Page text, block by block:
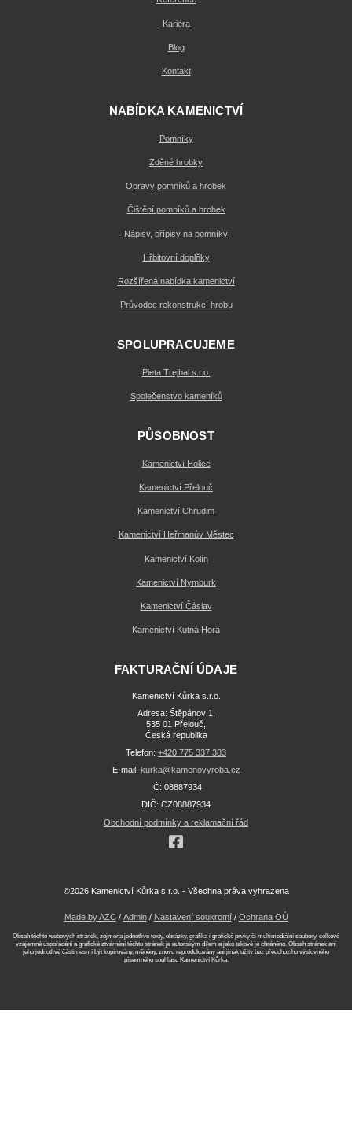
Kariéra
Blog
Kontakt
NABÍDKA KAMENICTVÍ
Pomníky
Zděné hrobky
Opravy pomníků a hrobek
Čištění pomníků a hrobek
Nápisy, přípisy na pomníky
Hřbitovní doplňky
Rozšířená nabídka kamenictví
Průvodce rekonstrukcí hrobu
SPOLUPRACUJEME
Pieta Trejbal s.r.o.
Společenstvo kameníků
PŮSOBNOST
Kamenictví Holice
Kamenictví Přelouč
Kamenictví Chrudim
Kamenictví Heřmanův Městec
Kamenictví Kolín
Kamenictví Nymburk
Kamenictví Čáslav
Kamenictví Kutná Hora
FAKTURAČNÍ ÚDAJE
Kamenictví Kůrka s.r.o.
Adresa: Štěpánov 1,
535 01 Přelouč,
Česká republika
Telefon: +420 775 337 383
E-mail: kurka@kamenovyroba.cz
IČ: 08887934
DIČ: CZ08887934
Obchodní podmínky a reklamační řád
©2026 Kamenictví Kůrka s.r.o. - Všechna práva vyhrazena
Made by AZC/ Admin/ Nastavení soukromí/ Ochrana OÚ
Obsah těchto webových stránek, zejména jednotlivé texty, obrázky, grafika i grafické prvky či multimediální soubory, celkové
vzájemné uspořádání a grafické ztvárnění těchto stránek je autorským dílem a jako takové je chráněno. Obsah stránek ani
jeho jednotlivé části nesmí být kopírovány, měněny, znovu reprodukovány ani jinak užity bez předchozího výslovného
písemného souhlasu Kamenictví Kůrka.